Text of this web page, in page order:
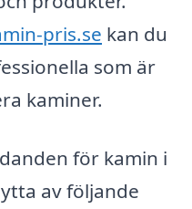
pris.se kan du
som är
kaminer.
för kamin i
av följande